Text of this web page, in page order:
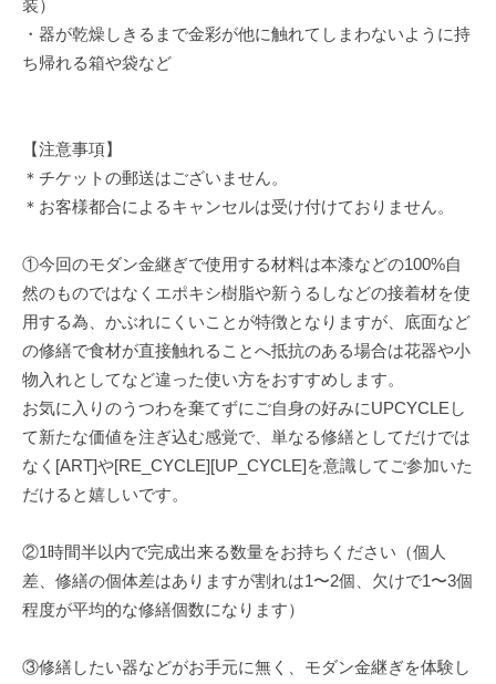
装）
・器が乾燥しきるまで金彩が他に触れてしまわないように持
ち帰れる箱や袋など
【注意事項】
＊チケットの郵送はございません。
＊お客様都合によるキャンセルは受け付けておりません。
①今回のモダン金継ぎで使用する材料は本漆などの100%自
然のものではなくエポキシ樹脂や新うるしなどの接着材を使
用する為、かぶれにくいことが特徴となりますが、底面など
の修繕で食材が直接触れることへ抵抗のある場合は花器や小
物入れとしてなど違った使い方をおすすめします。
お気に入りのうつわを棄てずにご自身の好みにUPCYCLEし
て新たな価値を注ぎ込む感覚で、単なる修繕としてだけでは
なく[ART]や[RE_CYCLE][UP_CYCLE]を意識してご参加いた
だけると嬉しいです。
②1時間半以内で完成出来る数量をお持ちください（個人
差、修繕の個体差はありますが割れは1〜2個、欠けで1〜3個
程度が平均的な修繕個数になります）‬
③修繕したい器などがお手元に無く、モダン金継ぎを体験し